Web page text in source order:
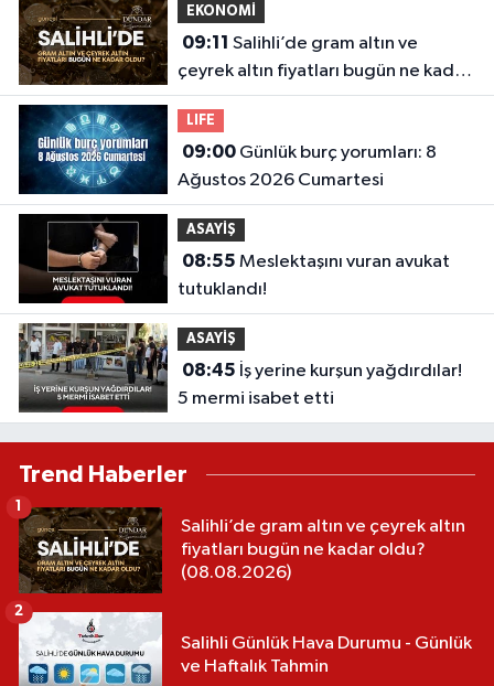
EKONOMİ
09:11
çeyrek altın fiyatları bugün ne kadar
oldu? (08.08.2026)
LIFE
09:00Günlük burç yorumları: 8
Ağustos 2026 Cumartesi
ASAYİŞ
08:55
tutuklandı!
ASAYİŞ
08:45
5 mermi isabet etti
Trend Haberler
Salihli’de gram altın ve çeyrek altın
fiyatları bugün ne kadar oldu?
(08.08.2026)
1
Salihli Günlük Hava Durumu - Günlük
ve Haftalık Tahmin
2